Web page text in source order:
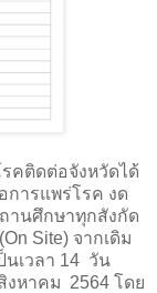
คติดต่อจังหวัดได้
การแพร่โรค งด
านศึกษาทุกสังกัด
On Site) จากเดิม
เวลา 14 วัน
หาคม 2564 โดย